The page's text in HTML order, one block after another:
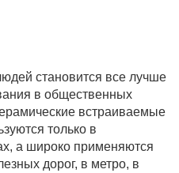
становится все лучше
в общественных
встраиваемые
только в
а широко применяются
дорог, в метро, в